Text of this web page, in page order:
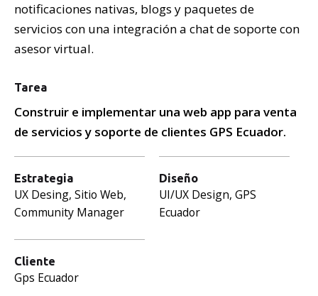
notificaciones nativas, blogs y paquetes de
servicios con una integración a chat de soporte con
asesor virtual.
Tarea
Construir e implementar una web app para venta
de servicios y soporte de clientes GPS Ecuador.
Estrategia
UX Desing, Sitio Web,
Community Manager
Diseño
UI/UX Design, GPS
Ecuador
Cliente
Gps Ecuador